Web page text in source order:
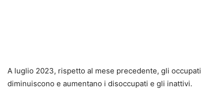
A luglio 2023, rispetto al mese precedente, gli occupati
diminuiscono e aumentano i disoccupati e gli inattivi.